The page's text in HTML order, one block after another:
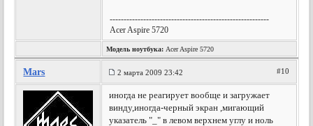
---------------------------------------------------------
Acer Aspire 5720
Модель ноутбука: Acer Aspire 5720
Mars 2 марта 2009 23:42 #10
иногда не реагирует вообще и загружает
винду,иногда-черный экран ,мигающий
указатель "_" в левом верхнем углу и ноль